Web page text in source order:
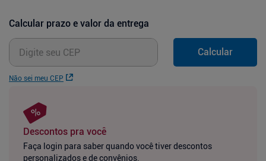
Calcular prazo e valor da entrega
Não sei meu CEP
Calcular
Descontos pra você
Faça login para saber quando você tiver descontos
personalizados e de convênios.